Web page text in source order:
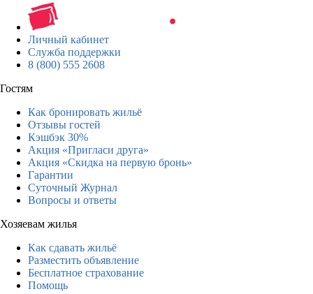
Личный кабинет
Служба поддержки
8 (800) 555 2608
Гостям
Как бронировать жильё
Отзывы гостей
Кэшбэк 30%
Акция «Пригласи друга»
Акция «Скидка на первую бронь»
Гарантии
Суточный Журнал
Вопросы и ответы
Хозяевам жилья
Как сдавать жильё
Разместить объявление
Бесплатное страхование
Помощь